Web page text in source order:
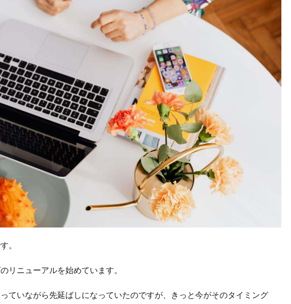
。
リニューアルを始めています。
ていながら先延ばしになっていたのですが、きっと今がそのタイミング